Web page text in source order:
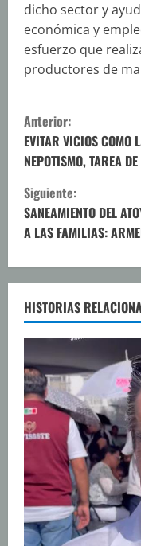
dicho sector y
económica y
esfuerzo que
productores de
S
i
g
u
e
l
e
y
e
n
d
o
Anterior:
EVITAR VICIOS COMO
NEPOTISMO, TAREA
Siguiente:
SANEAMIENTO DEL
A LAS FAMILIAS:
HISTORIAS